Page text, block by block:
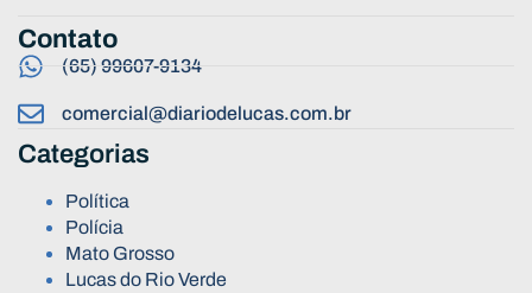
Contato
(65) 99607-9134
comercial@diariodelucas.com.br
Categorias
Política
Polícia
Mato Grosso
Lucas do Rio Verde